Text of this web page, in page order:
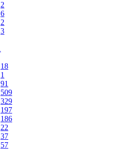
2
6
2
3
18
1
91
509
329
197
186
22
37
57